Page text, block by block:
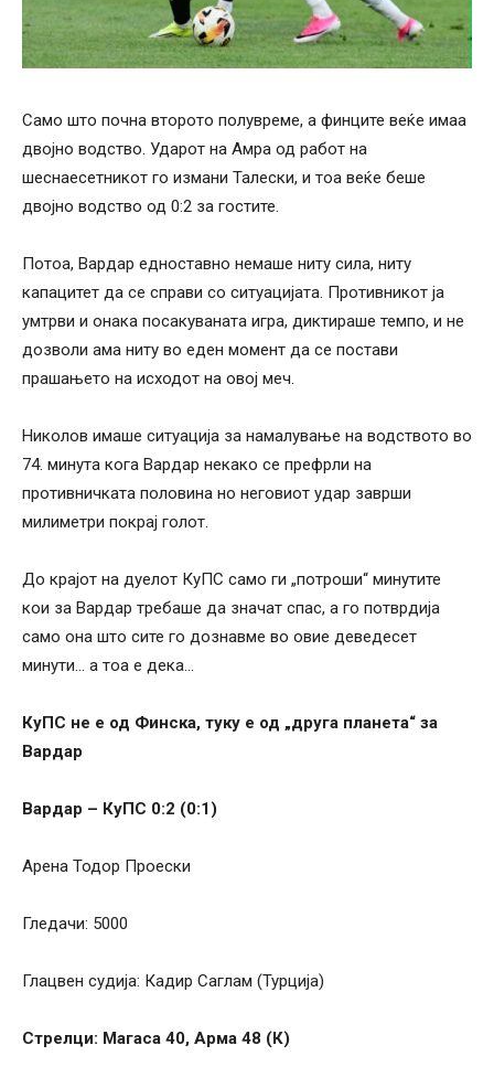
Само што почна второто полувреме, а финците веќе имаа
двојно водство. Ударот на Амра од работ на
шеснаесетникот го измани Талески, и тоа веќе беше
двојно водство од 0:2 за гостите.
Потоа, Вардар едноставно немаше ниту сила, ниту
капацитет да се справи со ситуацијата. Противникот ја
умтрви и онака посакуваната игра, диктираше темпо, и не
дозволи ама ниту во еден момент да се постави
прашањето на исходот на овој меч.
Николов имаше ситуација за намалување на водството во
74. минута кога Вардар некако се префрли на
противничката половина но неговиот удар заврши
милиметри покрај голот.
До крајот на дуелот КуПС само ги „потроши“ минутите
кои за Вардар требаше да значат спас, а го потврдија
само она што сите го дознавме во овие деведесет
минути… а тоа е дека…
КуПС не е од Финска, туку е од „друга планета“ за
Вардар
Вардар – КуПС 0:2 (0:1)
Арена Тодор Проески
Гледачи: 5000
Глацвен судија: Кадир Саглам (Турција)
Стрелци: Магаса 40, Арма 48 (К)